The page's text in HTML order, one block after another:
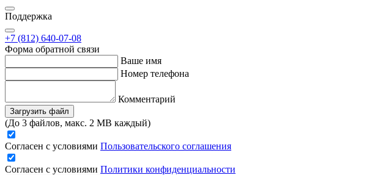
Поддержка
+7 (812) 640-07-08
Форма обратной связи
Ваше имя
Номер телефона
Комментарий
Загрузить файл
(До 3 файлов, макс. 2 MB каждый)
Согласен с условиями Пользовательского соглашения
Согласен с условиями Политики конфиденциальности